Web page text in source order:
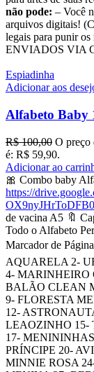
não pode: – Você
arquivos digitais!
legais para punir
ENVIADOS VIA
Espiadinha
Adicionar aos
Alfabeto Baby
R$100,00 O preço
é: R$ 59,90.
Adicionar ao
🎀 Combo baby
https://
de vacina A5 🔖
Todo o Alfabeto
Marcador de
AQUARELA 2-
4- MARINHEIRO
BALÃO CLEAN
9- FLORESTA
12-
LEAOZINHO 15-
17-
PRÍNCIPE 20-
MINNIE ROSA